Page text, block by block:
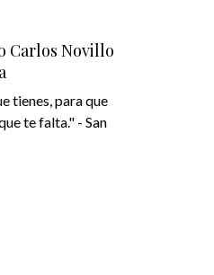
Carlos Novillo
tienes, para que
te falta." - San